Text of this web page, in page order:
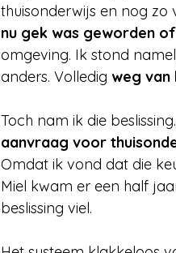
thuisonderwijs en nog zo
nu gek was geworden
omgeving. Ik stond
anders. Volledig weg
Toch nam ik die
aanvraag voor
Omdat ik vond dat die
Miel kwam er een half
beslissing viel.